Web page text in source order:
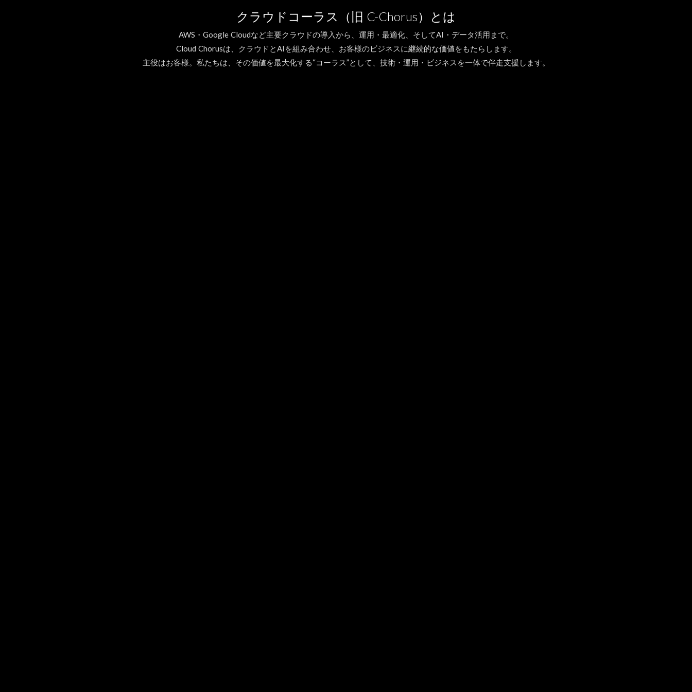
クラウドコーラス（旧 C-Chorus）とは
AWS・Google Cloudなど主要クラウドの導入から、運用・最適化、そしてAI・データ活用まで。
Cloud Chorusは、クラウドとAIを組み合わせ、お客様のビジネスに継続的な価値をもたらします。
主役はお客様。私たちは、その価値を最大化する“コーラス”として、技術・運用・ビジネスを一体で伴走支援します。